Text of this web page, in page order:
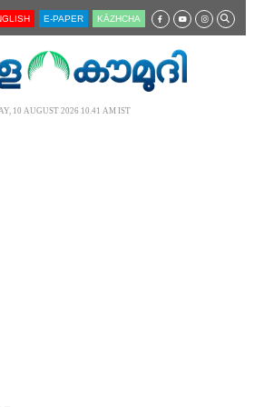
E-PAPER KĀZHCHA
10 AUGUST 2026 10.41 AM IST